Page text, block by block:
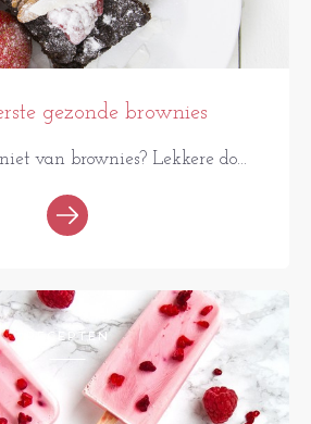
gezonde brownies
van brownies? Lekkere do...
RECEPTEN